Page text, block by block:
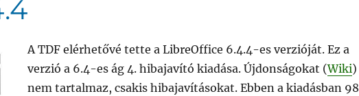
A TDF elérhetővé tette a LibreOffice 6.4.4-es verzióját. Ez a
verzió a 6.4-es ág 4. hibajavító kiadása. Újdonságokat (Wiki)
nem tartalmaz, csakis hibajavításokat. Ebben a kiadásban 98